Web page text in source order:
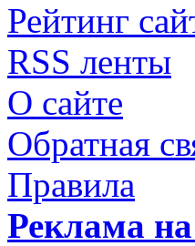
Рейтинг
RSS ленты
О сайте
Обратная
Правила
Реклама на